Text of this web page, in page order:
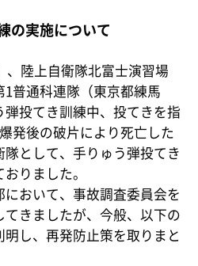
の実施について
陸上自衛隊北富士演習場
1普通科連隊（東京都練馬
投てき訓練中、投てきを指
発後の破片により死亡した
として、手りゅう弾投てき
りました。
おいて、事故調査委員会を
きましたが、今般、以下の
し、再発防止策を取りまと